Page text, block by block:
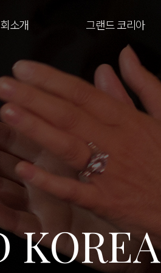
소개 그랜드 코리아
KOREA